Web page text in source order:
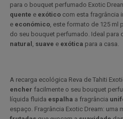
para o bouquet perfumado Exotic
quente e exótico com esta fragrância
e económico , este formato de 125 ml
do seu bouquet perfumado. Ideal para
natural
suave e exótica para a casa.
A recarga ecológica Reva de Tahiti
encher facilmente o seu bouquet
líquida fluida espalha a fragrância
espaço. Fragrância Exotic Dream: uma